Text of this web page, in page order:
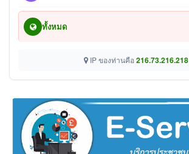
ทั้งหมด
IP ของท่านคือ 216.73.216.218